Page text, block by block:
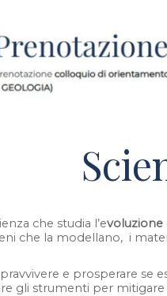
che studia l’evoluzione
che la modellano, i
e prosperare se
gli strumenti per mitigare